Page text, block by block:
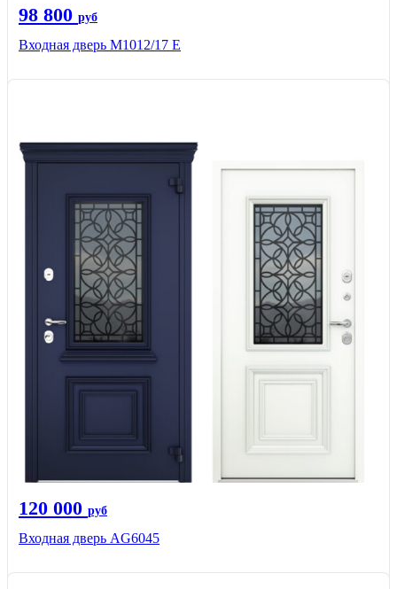
98 800 руб
Входная дверь М1012/17 E
120 000 руб
Входная дверь AG6045